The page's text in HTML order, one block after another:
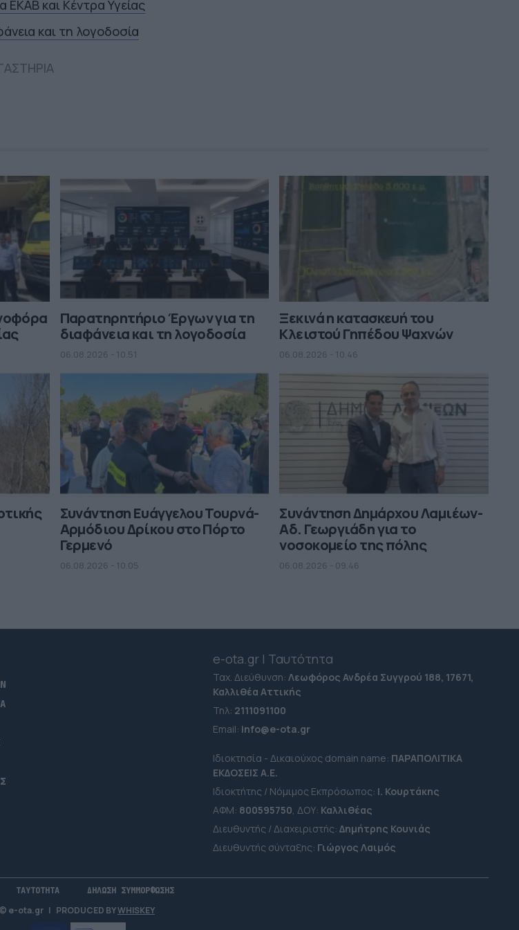
και Κέντρα Υγείας
και τη λογοδοσία
Παρατηρητήριο Έργων για τη
διαφάνεια και τη λογοδοσία
06.08.2026 - 10.51
Ξεκινά η κατασκευή του
Κλειστού Γηπέδου Ψαχνών
06.08.2026 - 10.46
Συνάντηση Ευάγγελου Τουρνά-
Αρμόδιου Δρίκου στο Πόρτο
Γερμενό
06.08.2026 - 10.05
Συνάντηση Δημάρχου Λαμιέων-
Αδ. Γεωργιάδη για το
νοσοκομείο της πόλης
06.08.2026 - 09.46
e-ota.gr | Ταυτότητα
Ταχ. Διεύθυνση:Λεωφόρος Ανδρέα Συγγρού 188, 17671,
Καλλιθέα Αττικής
Τηλ: 2111091100
Εmail: info@e-ota.gr
Ιδιοκτησία - Δικαιούχος domain name: ΠΑΡΑΠΟΛΙΤΙΚΑ
ΕΚΔΟΣΕΙΣ A.E.
Ιδιοκτήτης / Νόμιμος Εκπρόσωπος: Ι. Κουρτάκης
ΑΦΜ: 800595750 , ΔΟΥ: Καλλιθέας
Διευθυντής / Διαχειριστής:Δημήτρης Κουνιάς
Διευθυντής σύνταξης: Γιώργος Λαιμός
ΤΑΥΤΟΤΗΤΑ ΔΗΛΩΣΗ ΣΥΜΜΟΡΦΩΣΗΣ
e-ota.gr | PRODUCED BYWHISKEY